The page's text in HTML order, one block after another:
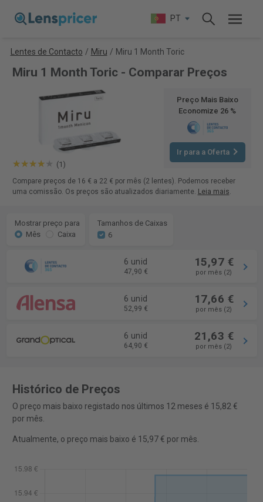
PT
Lentes de Contacto / Miru / Miru 1 Month Toric
Miru 1 Month Toric - Comparar Preços
(1)
Preço Mais Baixo
Economize 26 %
Ir para a Oferta
Compare preços de 16 € a 22 € por mês (2 lentes). Podemos receber
uma comissão. Os preços são atualizados diariamente. Leia mais.
Mostrar preço para
Mês
Caixa
Tamanhos de Caixas
6
6 unid
47,90 €
15,97 €
por mês (2)
6 unid
52,99 €
17,66 €
por mês (2)
6 unid
64,90 €
21,63 €
por mês (2)
Histórico de Preços
O preço mais baixo registado nos últimos 12 meses é 15,82 €
por mês.
Atualmente, o preço mais baixo é 15,97 € por mês.